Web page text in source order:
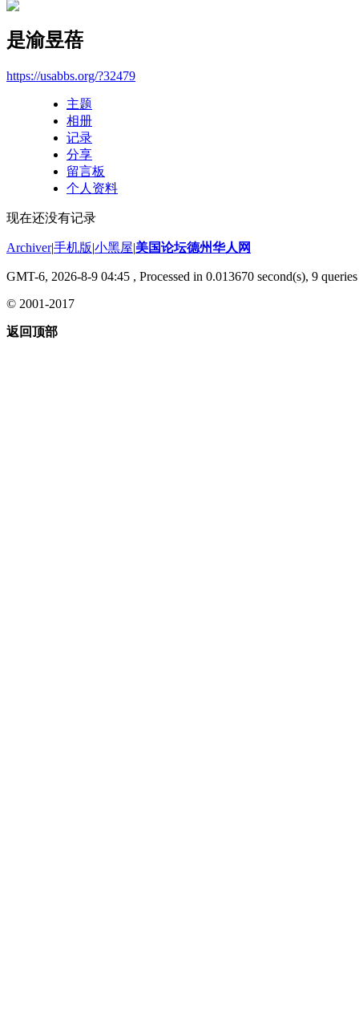
是渝昱蓓
https://usabbs.org/?32479
主题
相册
记录
分享
留言板
个人资料
现在还没有记录
Archiver|手机版|小黑屋|美国论坛德州华人网
GMT-6, 2026-8-9 04:45 , Processed in 0.013670 second(s), 9
© 2001-2017
返回顶部